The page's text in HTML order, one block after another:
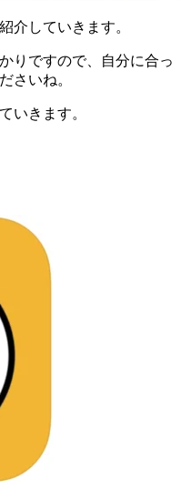
介していきます。
りですので、自分に合っ
さいね。
いきます。